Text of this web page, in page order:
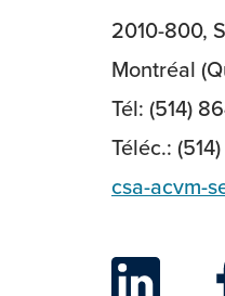
2010-800,
Montréal
Tél: (514)
Téléc.:
csa-acvm-